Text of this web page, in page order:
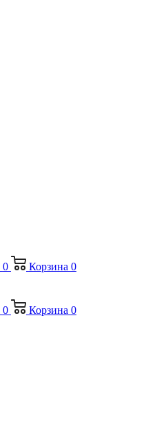
0 Корзина 0
0 Корзина 0